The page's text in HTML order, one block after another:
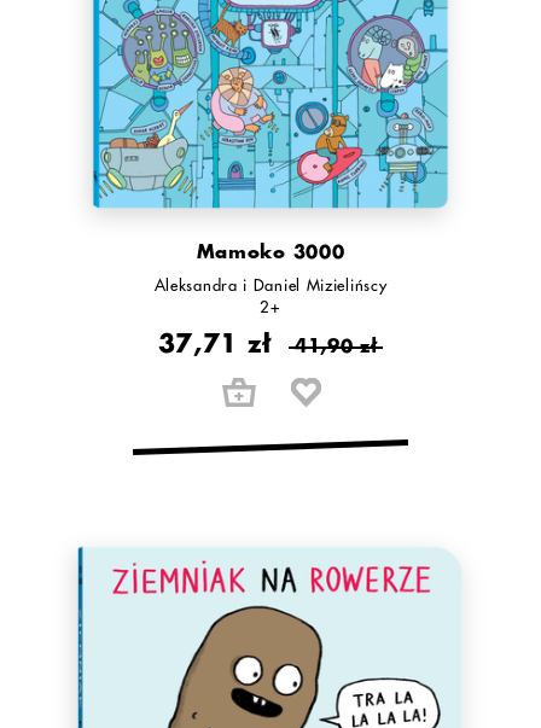
Mamoko 3000
Aleksandra i Daniel Mizielińscy
2+
37,71 zł 41,90 zł